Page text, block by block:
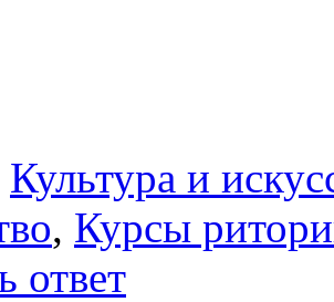
Культура и
, Курсы
ответ